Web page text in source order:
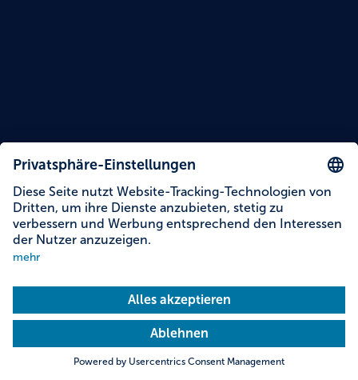
Lesezeit: 15 Minuten
Themen dieser Story